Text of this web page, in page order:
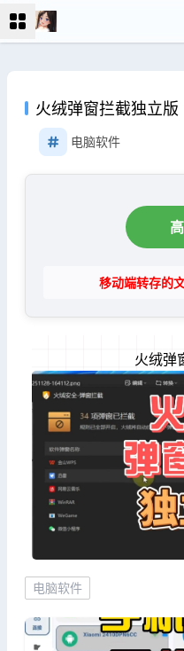
火绒弹窗拦截独立版
电脑软件
移动端转存的
火绒弹
电脑软件